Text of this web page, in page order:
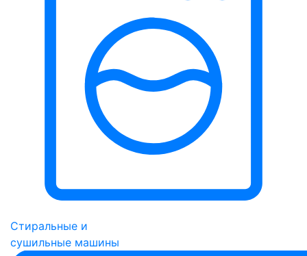
Стиральные и
сушильные машины